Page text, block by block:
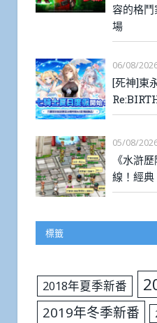
容的格
場
06/08/
[死神]東
05/08/
《水滸
線！經
標籤
2018年夏季新番
2019年冬季新番